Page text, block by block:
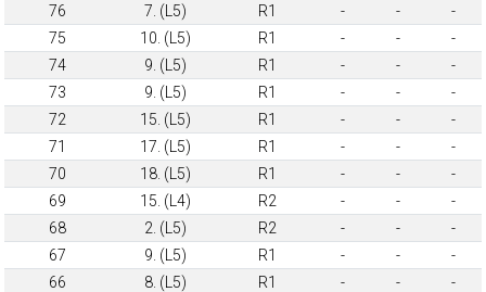
76
7. (L5) R1 - -
-
75
10. (L5) R1 - -
-
74
9. (L5) R1 - -
-
73
9. (L5) R1 - -
-
72
15. (L5) R1 - -
-
71
17. (L5) R1 - -
-
70
18. (L5) R1 - -
-
69
15. (L4) R2 - -
-
68
2. (L5) R2 - -
-
67
9. (L5) R1 - -
-
66
8. (L5) R1 - -
-